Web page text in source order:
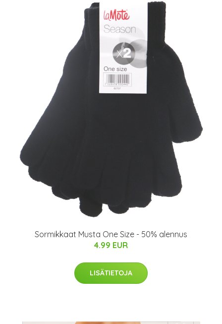
Sormikkaat Musta One Size - 50% alennus
4.99 EUR
LISÄTIETOJA